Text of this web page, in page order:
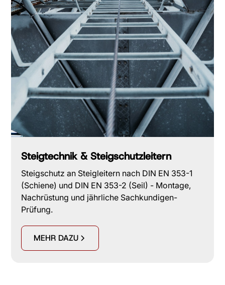
Steigtechnik & Steigschutzleitern
Steigschutz an Steigleitern nach DIN EN 353-1
(Schiene) und DIN EN 353-2 (Seil) - Montage,
Nachrüstung und jährliche Sachkundigen-
Prüfung.
MEHR DAZU